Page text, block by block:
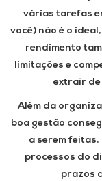
várias tarefas
você) não é o
rendimento
limitações e
extrair de
Além da
boa gestão
a serem
processos do
prazos